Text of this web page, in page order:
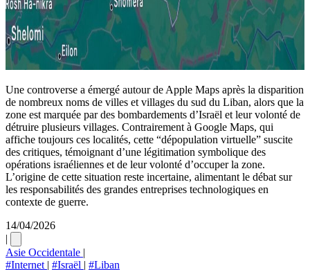
Une controverse a émergé autour de Apple Maps après la disparition
de nombreux noms de villes et villages du sud du Liban, alors que la
zone est marquée par des bombardements d’Israël et leur volonté de
détruire plusieurs villages. Contrairement à Google Maps, qui
affiche toujours ces localités, cette “dépopulation virtuelle” suscite
des critiques, témoignant d’une légitimation symbolique des
opérations israéliennes et de leur volonté d’occuper la zone.
L’origine de cette situation reste incertaine, alimentant le débat sur
les responsabilités des grandes entreprises technologiques en
contexte de guerre.
14/04/2026
|
Asie Occidentale |
#Internet | #Israël | #Liban